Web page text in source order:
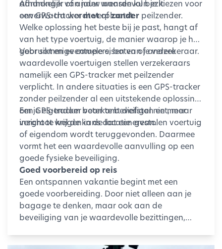
aanhanger of ander waardevol bezit
onverwacht wordt verplaatst.
Afhankelijk van jouw wensen kun je kiezen voor
een GPS-trackermetofzonder peilzender.
Welke oplossing het beste bij je past, hangt af
van het type voertuig, de manier waarop je het
gebruikt en eventuele eisen van je verzekeraar.
Voor sommige campers, boten of andere
waardevolle voertuigen stellen verzekeraars
namelijk een GPS-tracker met peilzender
verplicht. In andere situaties is een GPS-tracker
zonder peilzender al een uitstekende oplossing
om je eigendom beter te beveiligen en meer
inzicht te krijgen in de locatie ervan.
Een GPS-tracker voorkomt diefstal niet, maar
vergroot wel de kans dat een gestolen voertuig
of eigendom wordt teruggevonden. Daarmee
vormt het een waardevolle aanvulling op een
goede fysieke beveiliging.
Goed voorbereid op reis
Een ontspannen vakantie begint met een
goede voorbereiding. Door niet alleen aan je
bagage te denken, maar ook aan de
beveiliging van je waardevolle bezittingen,